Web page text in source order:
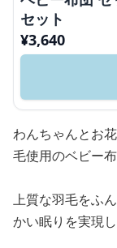
セット
¥3,640
わんちゃんとお
毛使用のベビー
上質な羽毛をふ
かい眠りを実現し